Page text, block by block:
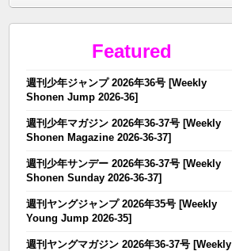
Featured
週刊少年ジャンプ 2026年36号 [Weekly
Shonen Jump 2026-36]
週刊少年マガジン 2026年36-37号 [Weekly
Shonen Magazine 2026-36-37]
週刊少年サンデー 2026年36-37号 [Weekly
Shonen Sunday 2026-36-37]
週刊ヤングジャンプ 2026年35号 [Weekly
Young Jump 2026-35]
週刊ヤングマガジン 2026年36-37号 [Weekly